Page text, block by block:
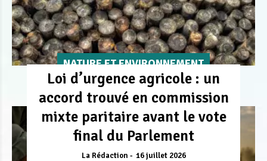
NATURE ET ENVIRONNEMENT
Loi d’urgence agricole : un
accord trouvé en commission
mixte paritaire avant le vote
final du Parlement
La Rédaction 16 juillet 2026